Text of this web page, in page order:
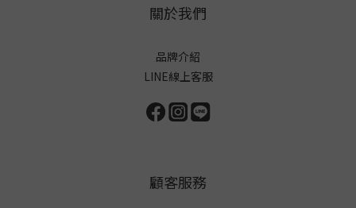
關於我們
品牌介紹
LINE線上客服
顧客服務